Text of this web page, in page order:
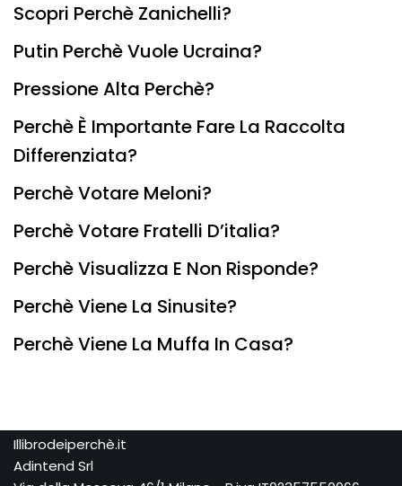
Scopri Perchè Zanichelli?
Putin Perchè Vuole Ucraina?
Pressione Alta Perchè?
Perchè È Importante Fare La Raccolta
Differenziata?
Perchè Votare Meloni?
Perchè Votare Fratelli D’italia?
Perchè Visualizza E Non Risponde?
Perchè Viene La Sinusite?
Perchè Viene La Muffa In Casa?
Illibrodeiperchè.it
Adintend Srl